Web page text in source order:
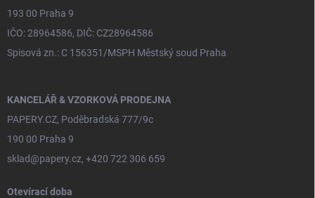
193 00 Praha 9
IČO: 28964586, DIČ: CZ28964586
Spisová zn.: C 156351/MSPH Městský soud Praha
KANCELÁŘ & VZORKOVÁ PRODEJNA
PAPERY.CZ, Poděbradská 777/9c
190 00 Praha 9
sklad@papery.cz, +420 722 306 659
Otevírací doba